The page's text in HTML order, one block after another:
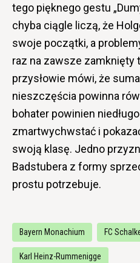
tego pięknego gestu
chyba ciągle liczą, że
swoje początki, a
raz na zawsze zamknięty
przysłowie mówi, że
nieszczęścia powinna
bohater powinien
zmartwychwstać i
swoją klasę. Jedno
Badstubera z formy
prostu potrzebuje.
Bayern Monachium FC
Karl Heinz-Rummenigge